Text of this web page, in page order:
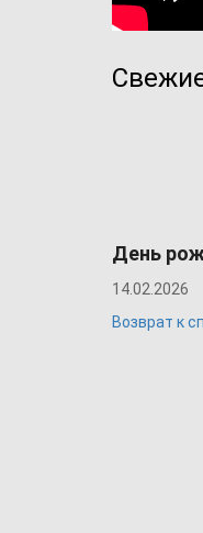
День
14.02.2026
Возврат к